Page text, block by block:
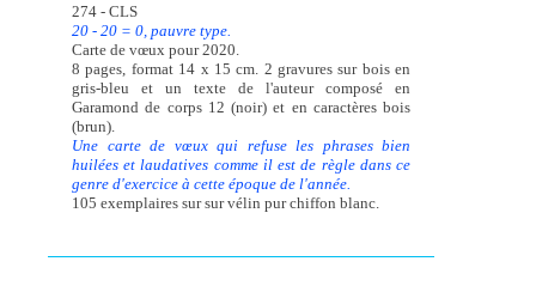
274 - CLS
20 - 20 = 0, pauvre type.
Carte de vœux pour 2020.
8 pages, format 14 x 15 cm. 2 gravures sur bois en
gris-bleu et un texte de l'auteur composé en
Garamond de corps 12 (noir) et en caractères bois
(brun).
Une carte de vœux qui refuse les phrases bien
huilées et laudatives comme il est de règle dans ce
genre d'exercice à cette époque de l'année.
105 exemplaires sur sur vélin pur chiffon blanc.